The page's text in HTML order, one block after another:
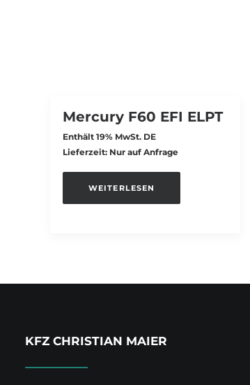
Mercury F60 EFI ELPT
Enthält 19% MwSt. DE
Lieferzeit: Nur auf Anfrage
WEITERLESEN
KFZ CHRISTIAN MAIER